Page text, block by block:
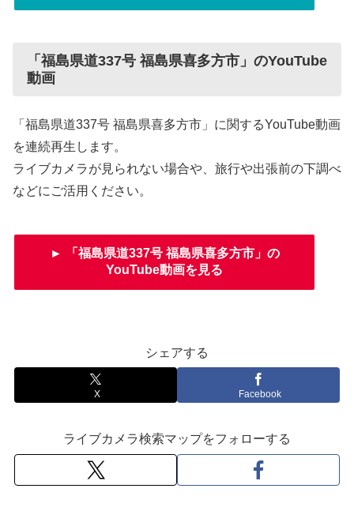
「福島県道337号 福島県喜多方市」のYouTube
動画
「福島県道337号 福島県喜多方市」に関するYouTube動画
を連続再生します。
ライブカメラが見られない場合や、旅行や出張前の下調べ
などにご活用ください。
► 「福島県道337号 福島県喜多方市」の
YouTube動画を見る
シェアする
X Facebook
ライブカメラ検索マップをフォローする